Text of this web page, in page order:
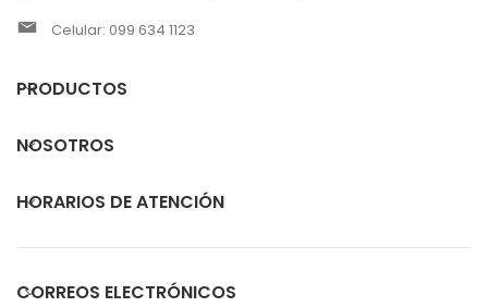
Celular: 099 634 1123
PRODUCTOS
NOSOTROS
HORARIOS DE ATENCIÓN
CORREOS ELECTRÓNICOS